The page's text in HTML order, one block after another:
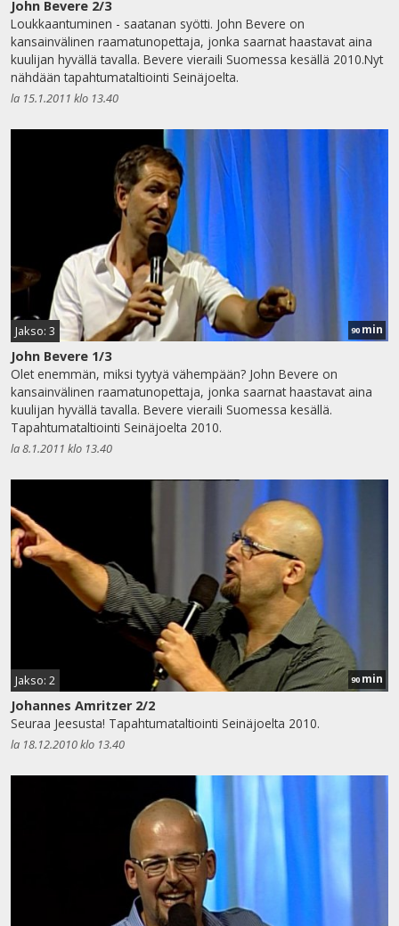
John Bevere 2/3
Loukkaantuminen - saatanan syötti. John Bevere on
kansainvälinen raamatunopettaja, jonka saarnat haastavat aina
kuulijan hyvällä tavalla. Bevere vieraili Suomessa kesällä 2010.Nyt
nähdään tapahtumataltiointi Seinäjoelta.
la 15.1.2011 klo 13.40
Jakso: 3 90 min
John Bevere 1/3
Olet enemmän, miksi tyytyä vähempään? John Bevere on
kansainvälinen raamatunopettaja, jonka saarnat haastavat aina
kuulijan hyvällä tavalla. Bevere vieraili Suomessa kesällä.
Tapahtumataltiointi Seinäjoelta 2010.
la 8.1.2011 klo 13.40
Jakso: 2 90 min
Johannes Amritzer 2/2
Seuraa Jeesusta! Tapahtumataltiointi Seinäjoelta 2010.
la 18.12.2010 klo 13.40